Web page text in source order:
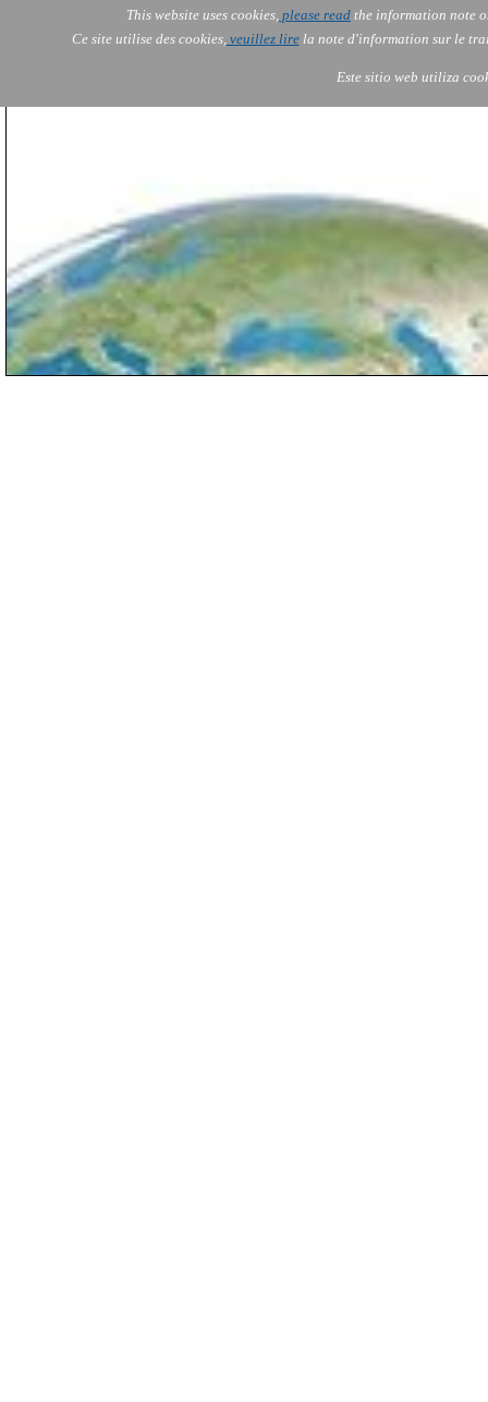
This website uses cookies, please read the information note
Ce site utilise des cookies,veuillez lirela note d'information sur le
Este sitio web utiliza
AOLONE Services
AOLONE ® PACK EXPORT